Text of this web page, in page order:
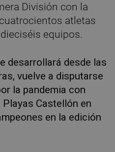
División con la
atletas
equipos.
desarrollará desde las
vuelve a disputarse
la pandemia con
Castellón en
en la edición